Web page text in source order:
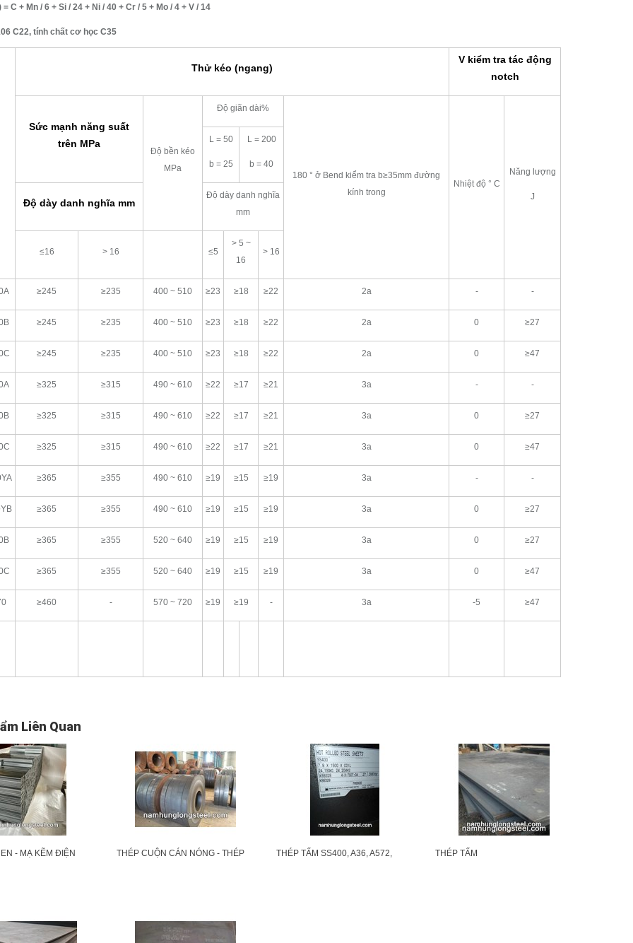
= C + Mn / 6 + Si / 24 + Ni / 40 + Cr / 5 + Mo / 4 + V / 14
C22, tính chất cơ học C35
Thử kéo (ngang)
V kiểm tra tác động
notch
Sức mạnh năng suất
trên MPa
Độ bền kéo
MPa
Độ giãn dài%
180 ° ở Bend kiểm tra b≥35mm đường
kính trong
Nhiệt độ ° C
Năng lượng
J
L = 50
b = 25
L = 200
b = 40
Độ dày danh nghĩa mm
Độ dày danh nghĩa
mm
≤16 > 16 ≤5
> 5 ~
16
> 16
≥245 ≥235 400 ~ 510 ≥23 ≥18 ≥22 2a - -
≥245 ≥235 400 ~ 510 ≥23 ≥18 ≥22 2a 0 ≥27
≥245 ≥235 400 ~ 510 ≥23 ≥18 ≥22 2a 0 ≥47
≥325 ≥315 490 ~ 610 ≥22 ≥17 ≥21 3a - -
≥325 ≥315 490 ~ 610 ≥22 ≥17 ≥21 3a 0 ≥27
≥325 ≥315 490 ~ 610 ≥22 ≥17 ≥21 3a 0 ≥47
≥365 ≥355 490 ~ 610 ≥19 ≥15 ≥19 3a - -
≥365 ≥355 490 ~ 610 ≥19 ≥15 ≥19 3a 0 ≥27
≥365 ≥355 520 ~ 640 ≥19 ≥15 ≥19 3a 0 ≥27
≥365 ≥355 520 ~ 640 ≥19 ≥15 ≥19 3a 0 ≥47
≥460 - 570 ~ 720 ≥19 ≥19 - 3a -5 ≥47
Liên Quan
- MẠ KẼM ĐIỆN
THÉP CUỘN CÁN NÓNG - THÉP
THÉP TẤM SS400, A36, A572,
THÉP TẤM